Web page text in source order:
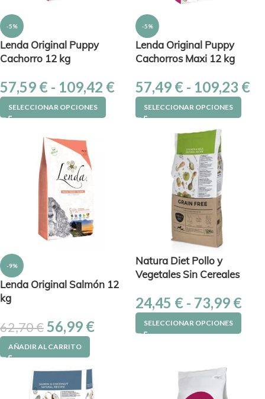
-5%
Lenda Original Puppy
Cachorro 12 kg
57,59 € - 109,42 €
SELECCIONAR OPCIONES
-5%
Lenda Original Puppy
Cachorros Maxi 12 kg
57,49 € - 109,23 €
SELECCIONAR OPCIONES
-9%
Lenda Original Salmón 12
kg
62,70€56,99 €
AÑADIR AL CARRITO
Natura Diet Pollo y
Vegetales Sin Cereales
24,45 € - 73,99 €
SELECCIONAR OPCIONES